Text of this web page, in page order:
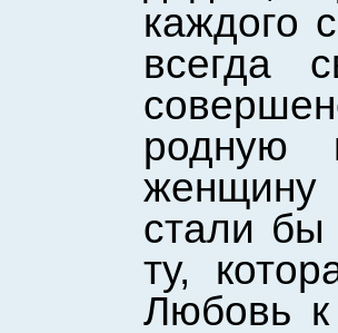
каждого
всегда
родную
стали бы
ту,
Любовь